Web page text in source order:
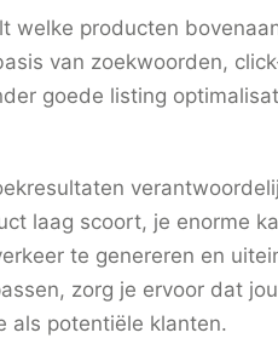
welke producten
van zoekwoorden,
goede listing
laag scoort, je enorme
te genereren en
zorg je ervoor dat
als potentiële klanten.